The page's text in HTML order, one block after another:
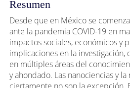
Resumen
Desde que en México se
ante la pandemia COVID-19 en
impactos sociales, económicos y
implicaciones en la investigación,
en múltiples áreas del
y ahondado. Las nanociencias y